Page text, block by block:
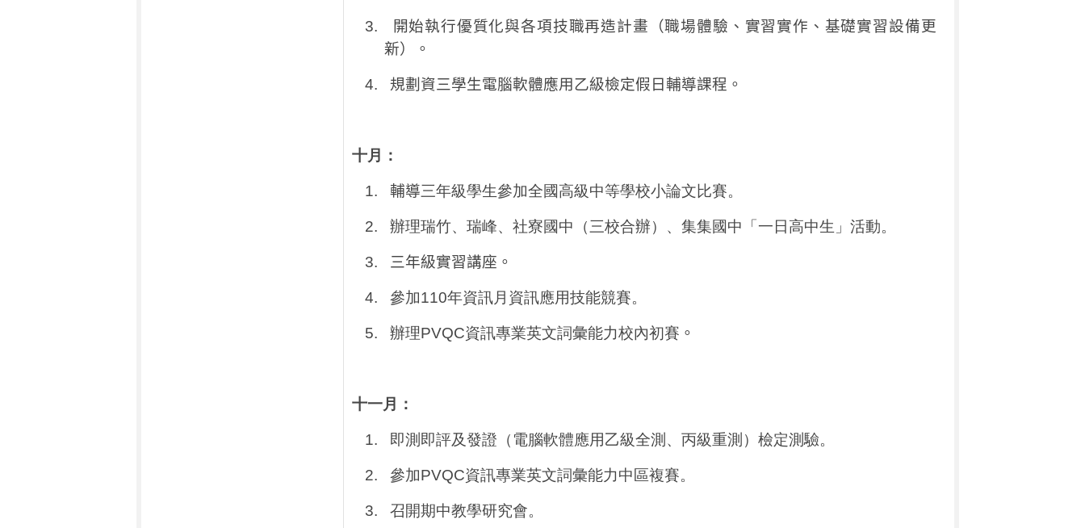
3.
開始執行優質化與各項技職再造計畫（職場體驗、實習實作、基礎實習設備更
新）。
4. 規劃資三學生電腦軟體應用乙級檢定假日輔導課程。
十月：
1. 輔導三年級學生參加全國高級中等學校小論文比賽。
2. 辦理瑞竹、瑞峰、社寮國中（三校合辦）、集集國中「一日高中生」活動。
3. 三年級實習講座。
4. 參加110年資訊月資訊應用技能競賽。
5. 辦理PVQC資訊專業英文詞彙能力校內初賽 。
十一月：
1. 即測即評及發證（電腦軟體應用乙級全測、丙級重測）檢定測驗。
2. 參加PVQC資訊專業英文詞彙能力中區複賽。
3. 召開期中教學研究會。